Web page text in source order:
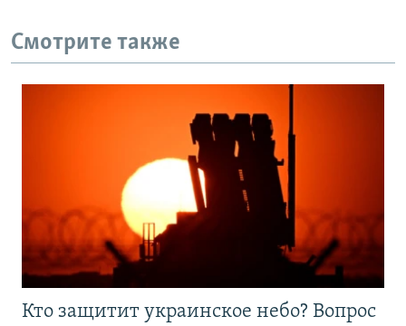
Смотрите также
Кто защитит украинское небо? Вопрос